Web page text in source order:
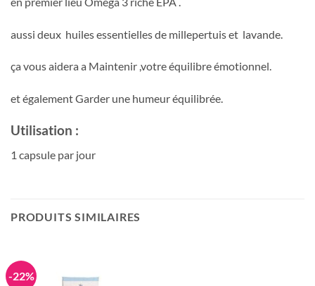
aussi deux huiles essentielles de millepertuis et lavande.
ça vous aidera a Maintenir ,votre équilibre émotionnel.
et également Garder une humeur équilibrée.
Utilisation :
1 capsule par jour
PRODUITS SIMILAIRES
-22%